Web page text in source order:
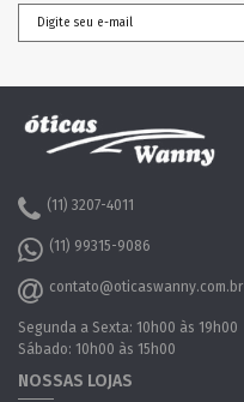
(11) 3207-4011
(11) 99315-9086
contato@oticaswanny.com.br
Segunda a Sexta: 10h00 às 19h00
Sábado: 10h00 às 15h00
NOSSAS LOJAS